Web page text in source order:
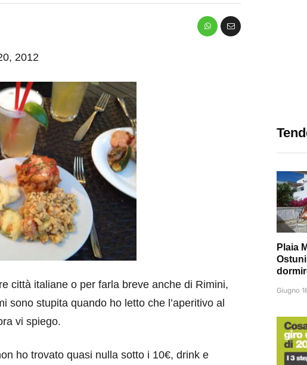
2012
città italiane o per farla breve anche di Rimini,
sono stupita quando ho letto che l’aperitivo al
vi spiego.
ho trovato quasi nulla sotto i 10€, drink e
Plaia
Giugno